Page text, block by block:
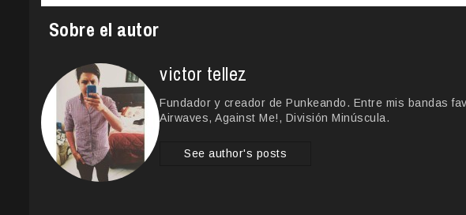
Sobre el autor
victor tellez
Fundador y creador de Punkeando. Entre mis bandas
Airwaves, Against Me!, División Minúscula.
See author's posts